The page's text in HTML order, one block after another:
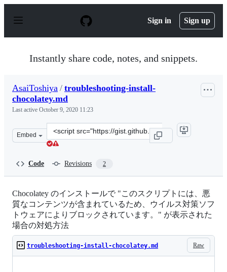
p
Sign in Sign up
Instantly share code, notes, and snippets.
AsaiToshiya / troubleshooting-install-
chocolatey.md
Last active October 9, 2020 11:23
Embed
Clone
this
Code Revisions 2
Chocolatey のインストールで "このスクリプトには、悪
質なコンテンツが含まれているため、ウイルス対策ソフ
トウェアによりブロックされています。" が表示された
場合の対処方法
Raw
troubleshooting-install-chocolatey.md